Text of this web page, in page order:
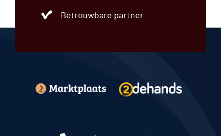
Betrouwbare partner